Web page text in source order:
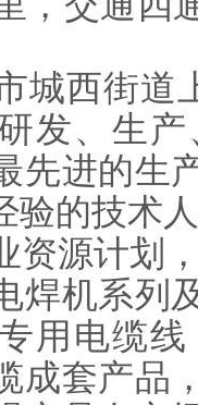
城西街道
发、生
先进的生
验的技术
资源计划
焊机系列
用电缆
成套产品